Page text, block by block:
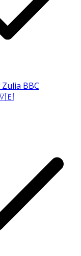
BBC
🇻🇪